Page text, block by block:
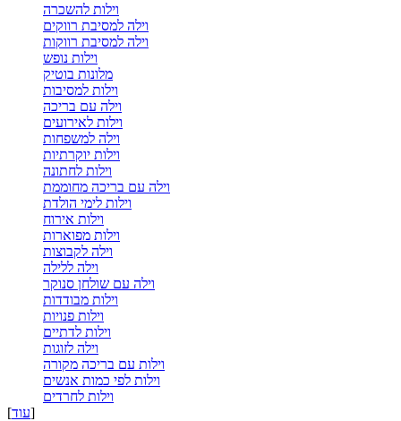
וילות להשכרה
וילה למסיבת רווקים
וילה למסיבת רווקות
וילות נופש
מלונות בוטיק
וילות למסיבות
וילה עם בריכה
וילות לאירועים
וילה למשפחות
וילות יוקרתיות
וילות לחתונה
וילה עם בריכה מחוממת
וילות לימי הולדת
וילות אירוח
וילות מפוארות
וילה לקבוצות
וילה ללילה
וילה עם שולחן סנוקר
וילות מבודדות
וילות פנויות
וילות לדתיים
וילה לזוגות
וילות עם בריכה מקורה
וילות לפי כמות אנשים
וילות לחרדים
[עוד]